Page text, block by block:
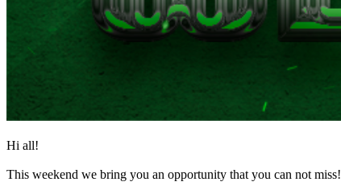
记
忘
记
密
了？
Hi all!
This weekend we bring you an opportunity that you can not miss!